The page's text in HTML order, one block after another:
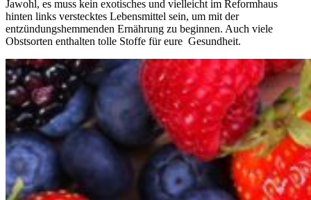
Jawohl, es muss kein exotisches und vielleicht im Reformhaus
hinten links verstecktes Lebensmittel sein, um mit der
entzündungshemmenden Ernährung zu beginnen. Auch viele
Obstsorten enthalten tolle Stoffe für eure Gesundheit.